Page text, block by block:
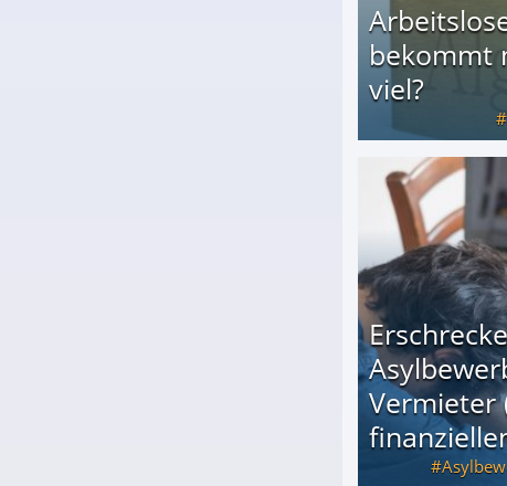
bekommt
viel?
Arbeitslosengeld: Wofür bekommt man es und wie viel?
Vermieter